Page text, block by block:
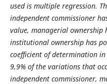
used is multiple regression.
independent commissioner
value, managerial ownership
institutional ownership has
coefficient of determination
9,9% of the variations that
independent commissioner,